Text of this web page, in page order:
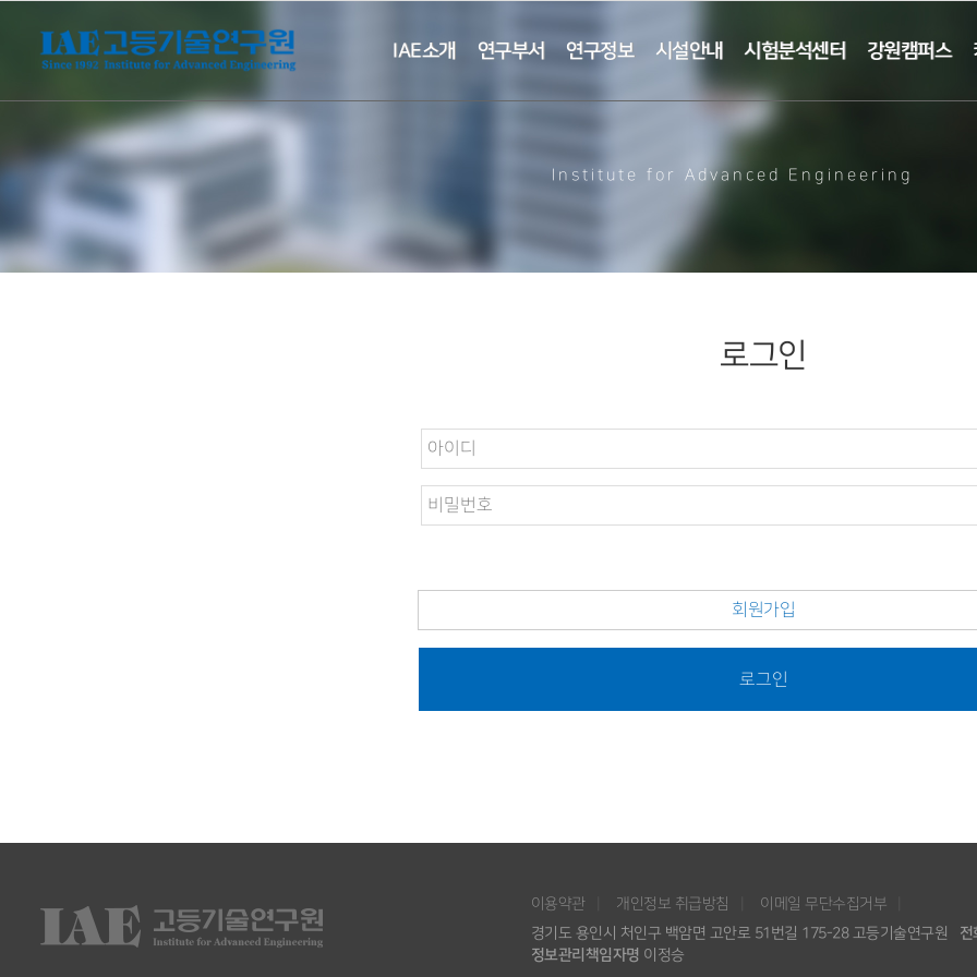
IAE소개 연구부서 연구정보 시설안내 시험분석센터 강원캠퍼스
Institute for Advanced Engineering
로그인
회원가입
로그인
이용약관 개인정보 취급방침
이메일 무단수집거부
경기도 용인시 처인구 백암면 고안로 51번길 175-28 고등기술연구원
전
정보관리책임자명 이정승